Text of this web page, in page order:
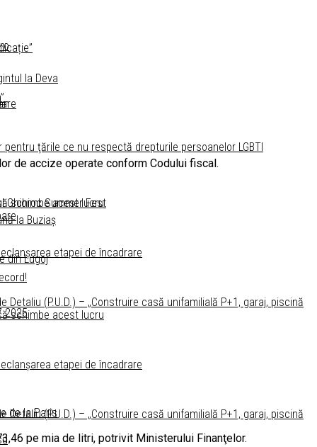
schimbe acest lucru
etapei de încadrare
Detaliu (P.U.D.) – „Construire casă unifamilială P+1, garaj, piscină
la Deva
Ghioroc Summer Fest
din Lugoj
la Buziaș
pentru ţările ce nu respectă drepturile persoanelor LGBTI
de la Paris
schimbe acest lucru
etapei de încadrare
Detaliu (P.U.D.) – „Construire casă unifamilială P+1, garaj, piscină
de accize operate conform Codului fiscal.
pe mia de litri, potrivit Ministerului Finanţelor.